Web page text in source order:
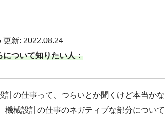
更新: 2022.08.24
について知りたい人：
計の仕事って、つらいとか聞くけど本当か
機械設計の仕事のネガティブな部分につい